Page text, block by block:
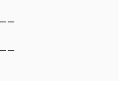
ー
ー